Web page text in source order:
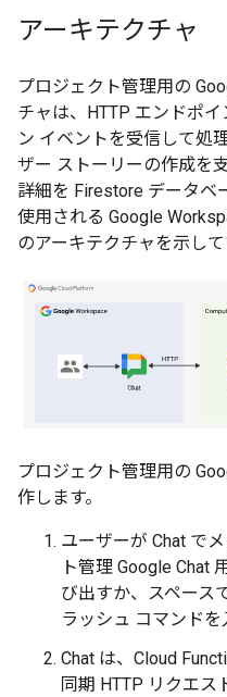
アーキテクチャ
プロジェクト管理用の
チャは、HTTP エンドポ
ン イベントを受信して処
ザー ストーリーの作成を
詳細を Firestore データベ
使用される Google
のアーキテクチャを示して
プロジェクト管理用の
作します。
ユーザーが Chat で
ト管理 Google Chat
び出すか、スペース
ラッシュ コマンドを
Chat は、Cloud
同期 HTTP リクエス